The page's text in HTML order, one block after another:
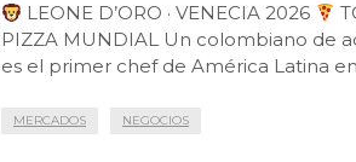
LEONE D’ORO · VENECIA 2026
PIZZA MUNDIAL Un colombiano de
es el primer chef de América Latina
MERCADOS NEGOCIOS